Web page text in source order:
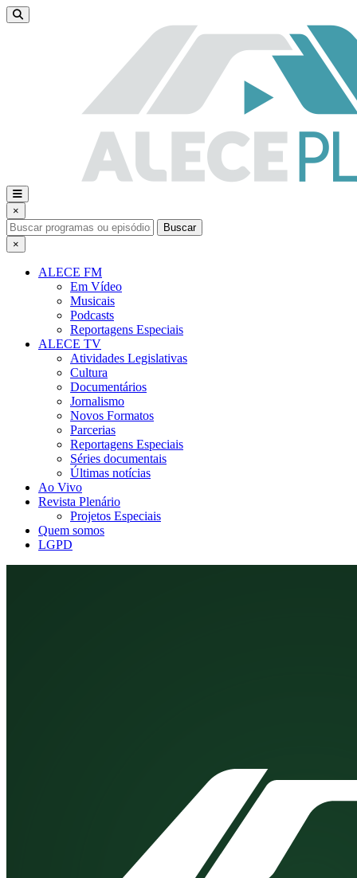
×
Buscar
×
ALECE FM
Em Vídeo
Musicais
Podcasts
Reportagens Especiais
ALECE TV
Atividades Legislativas
Cultura
Documentários
Jornalismo
Novos Formatos
Parcerias
Reportagens Especiais
Séries documentais
Últimas notícias
Ao Vivo
Revista Plenário
Projetos Especiais
Quem somos
LGPD